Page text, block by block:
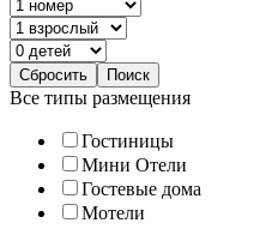
Все типы размещения
Гостиницы
Мини Отели
Гостевые дома
Мотели